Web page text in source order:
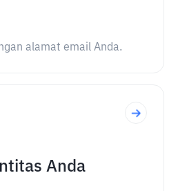
alamat email Anda.
Anda